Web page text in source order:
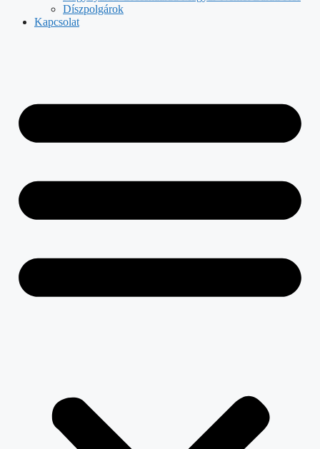
Díszpolgárok
Kapcsolat